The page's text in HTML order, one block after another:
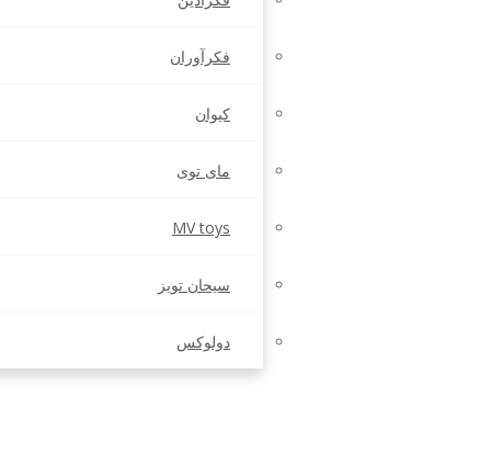
فکرآوران
کیوان
مای توی
MV toys
سیحان تویز
دولوکس